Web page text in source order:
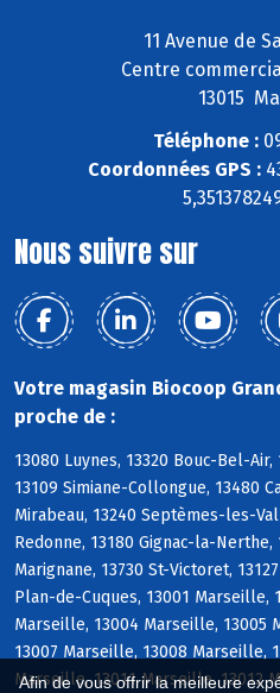
Afin de vous offrir la meilleure
11 Avenue de
Centre
13015
Téléphone :
Coordonnées GPS :
Nous suivre sur
Votre magasin Biocoop
proche de :
13080 Luynes, 13320 Bouc-Bel-Air,
13109 Simiane-Collongue, 13480
Mirabeau, 13240 Septèmes-les-
Redonne, 13180 Gignac-la-Nerthe,
Marignane, 13730 St-Victoret,
Plan-de-Cuques, 13001 Marseille,
Marseille, 13004 Marseille, 13005
13007 Marseille, 13008 Marseille,
Marseille, 13011 Marseille, 13012